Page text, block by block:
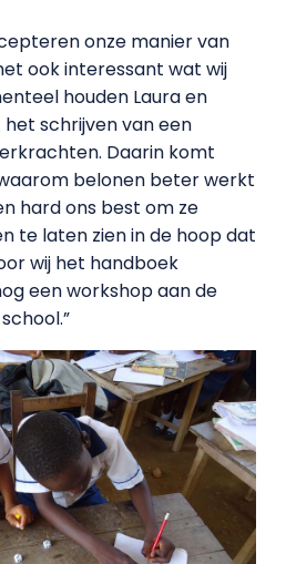
onze manier van
ook interessant wat wij
houden Laura en
schrijven van een
Daarin komt
belonen beter werkt
hard ons best om ze
te laten zien in de hoop dat
wij het handboek
een workshop aan de